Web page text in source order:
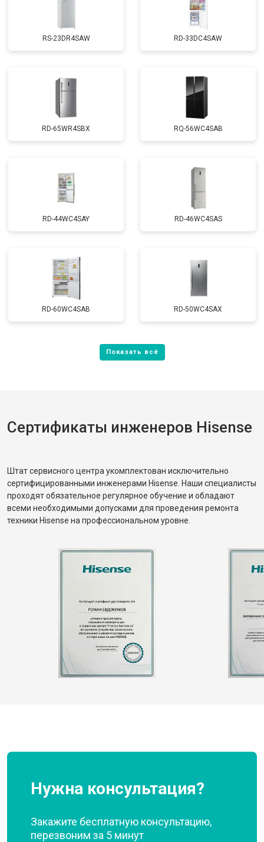
RS-23DR4SAW RD-33DC4SAW
RD-65WR4SBX RQ-56WC4SAB
RD-44WC4SAY RD-46WC4SAS
RD-60WC4SAB RD-50WC4SAX
Сертификаты инженеров Hisense
Штат сервисного центра укомплектован исключительно
сертифицированными инженерами Hisense. Наши специалисты
проходят обязательное регулярное обучение и обладают
всеми необходимыми допусками для проведения ремонта
техники Hisense на профессиональном уровне.
Нужна консультация?
Закажите бесплатную консультацию,
перезвоним за 5 минут